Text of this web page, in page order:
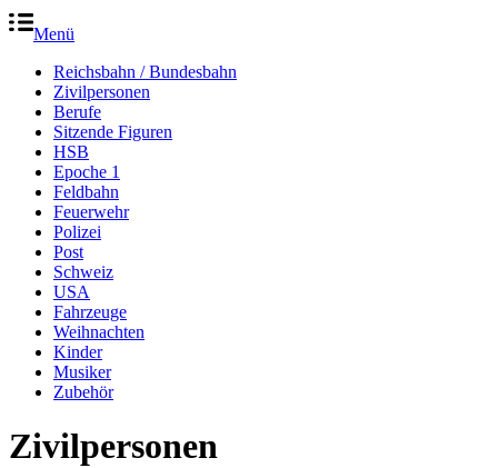
Menü
Reichsbahn / Bundesbahn
Zivilpersonen
Berufe
Sitzende Figuren
HSB
Epoche 1
Feldbahn
Feuerwehr
Polizei
Post
Schweiz
USA
Fahrzeuge
Weihnachten
Kinder
Musiker
Zubehör
Zivilpersonen